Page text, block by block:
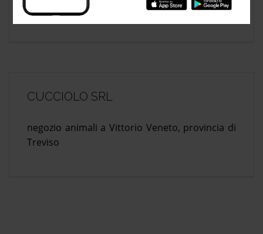
Treviso
CUCCIOLO SRL
negozio animali a Vittorio Veneto, provincia di
Treviso